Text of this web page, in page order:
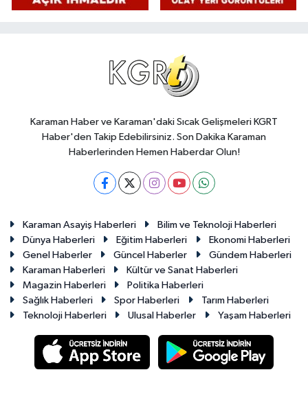
Karaman Haber ve Karaman'daki Sıcak Gelişmeleri KGRT
Haber'den Takip Edebilirsiniz. Son Dakika Karaman
Haberlerinden Hemen Haberdar Olun!
Karaman Asayiş Haberleri
Bilim ve Teknoloji Haberleri
Dünya Haberleri
Eğitim Haberleri
Ekonomi Haberleri
Genel Haberler
Güncel Haberler
Gündem Haberleri
Karaman Haberleri
Kültür ve Sanat Haberleri
Magazin Haberleri
Politika Haberleri
Sağlık Haberleri
Spor Haberleri
Tarım Haberleri
Teknoloji Haberleri
Ulusal Haberler Yaşam Haberleri